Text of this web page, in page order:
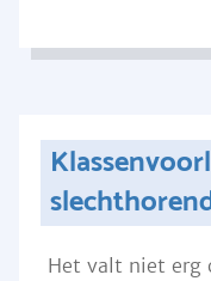
Het valt niet erg